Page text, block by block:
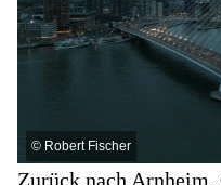
© Robert Fischer
Zurück nach